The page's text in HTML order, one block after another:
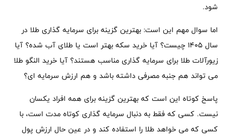
شود.
اما سوال مهم این است: بهترین گزینه برای سرمایه گذاری طلا در
سال ۱۴۰۵ چیست؟ آیا خرید سکه بهتر است یا طلای آب شده؟ آیا
زیورآلات طلا برای سرمایه گذاری مناسب هستند؟ آیا خرید النگو طلا
می تواند هم جنبه مصرفی داشته باشد و هم ارزش سرمایه ای؟
پاسخ کوتاه این است که بهترین گزینه برای همه افراد یکسان
نیست. کسی که فقط به دنبال سرمایه گذاری کوتاه مدت است، با
کسی که می خواهد طلا را استفاده کند و در عین حال ارزش پول